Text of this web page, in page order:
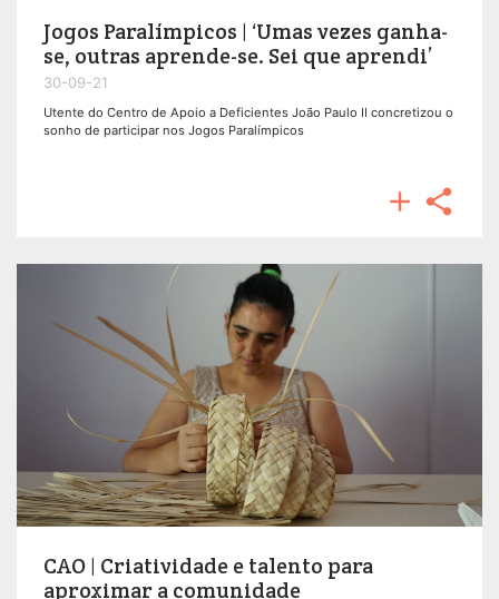
Jogos Paralímpicos | ‘Umas vezes ganha-
se, outras aprende-se. Sei que aprendi’
30-09-21
Utente do Centro de Apoio a Deficientes João Paulo II concretizou o
sonho de participar nos Jogos Paralímpicos
 
CAO | Criatividade e talento para
aproximar a comunidade